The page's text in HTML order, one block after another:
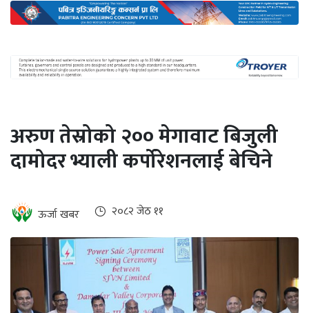
ऊर्जा
दक्षता
खबर
हरित
इभी
सम्पादकीय
पर्यटन
अरुण तेस्रोको २०० मेगावाट बिजुली
दामोदर भ्याली कर्पोरेशनलाई बेचिने
ऊर्जा खबर २०८२ जेठ ११